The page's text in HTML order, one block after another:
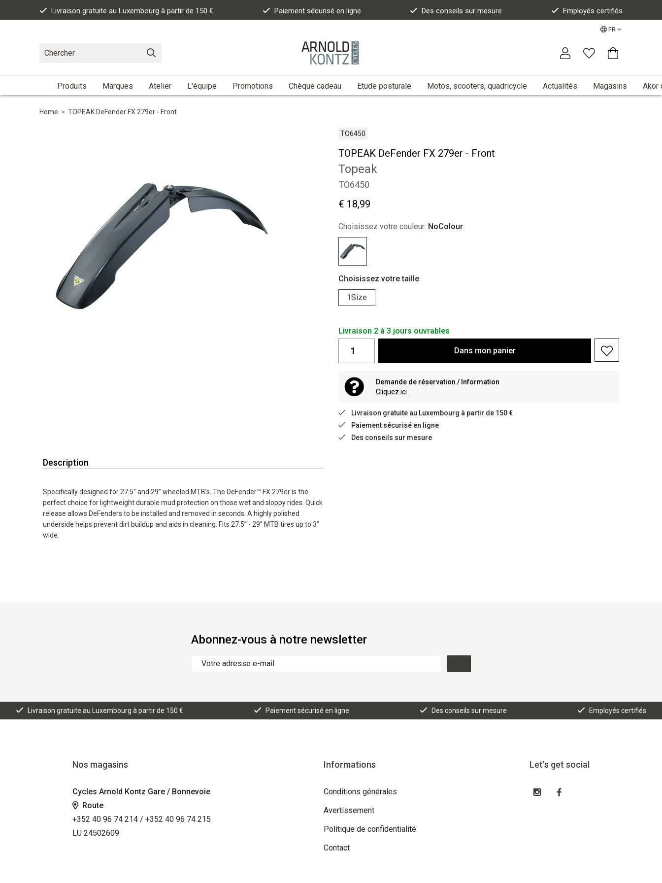
Livraison gratuite au Luxembourg à partir de 150 € Paiement sécurisé en ligne Des conseils sur mesure Employés certifiés
FR
Produits Marques Atelier L'équipe Promotions Chèque cadeau Etude posturale Motos, scooters, quadricycle Actualités Magasins Akor
Home > TOPEAK DeFender FX 279er - Front
TO6450
TOPEAK DeFender FX 279er - Front
Topeak
TO6450
€ 18,99
Choisissez votre couleur: NoColour
Choisissez votre taille
1Size
Livraison 2 à 3 jours ouvrables
Dans mon panier
Demande de réservation / Information
Cliquez ici
Livraison gratuite au Luxembourg à partir de 150 €
Paiement sécurisé en ligne
Des conseils sur mesure
Description
Specifically designed for 27.5” and 29” wheeled MTB’s. The DeFender™ FX 279er is the
perfect choice for lightweight durable mud protection on those wet and sloppy rides. Quick
release allows DeFenders to be installed and removed in seconds. A highly polished
underside helps prevent dirt buildup and aids in cleaning. Fits 27.5” - 29” MTB tires up to 3”
wide.
Abonnez-vous à notre newsletter
Livraison gratuite au Luxembourg à partir de 150 € Paiement sécurisé en ligne Des conseils sur mesure Employés certifiés
Nos magasins
Cycles Arnold Kontz Gare / Bonnevoie
Route
+352 40 96 74 214 / +352 40 96 74 215
LU 24502609
Informations
Conditions générales
Avertissement
Politique de confidentialité
Contact
Let's get social